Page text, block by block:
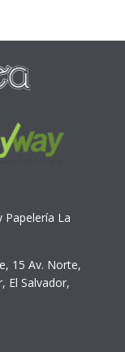
Papelería La
15 Av. Norte,
El Salvador,